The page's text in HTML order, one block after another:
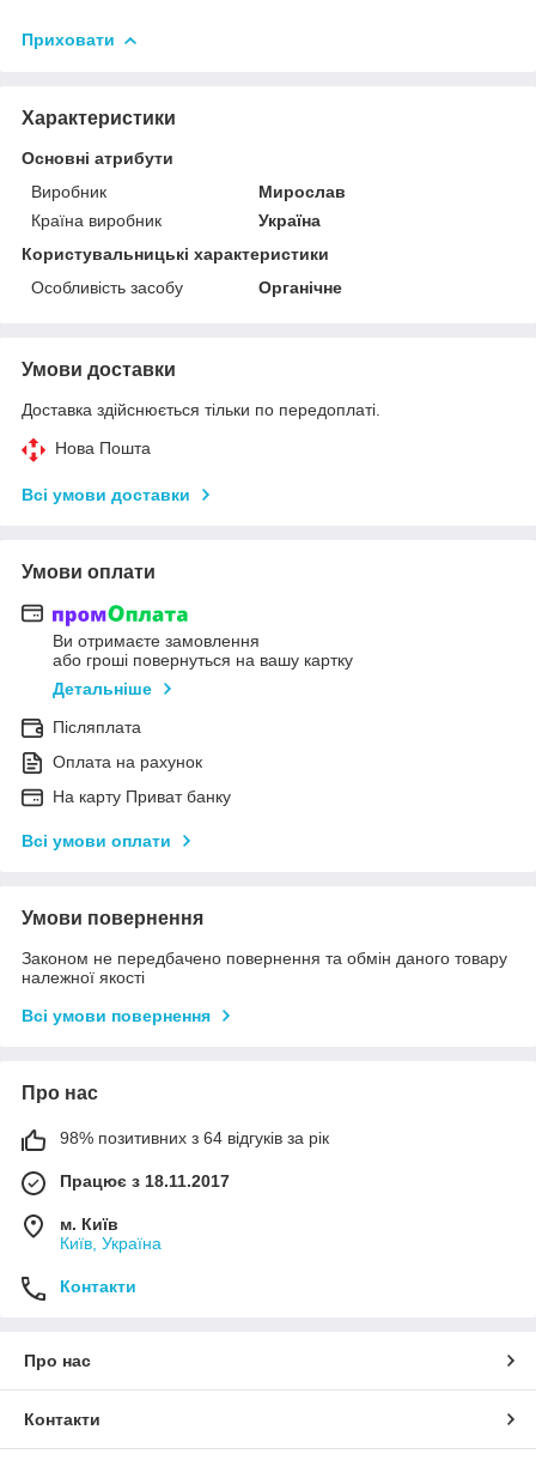
Приховати
Характеристики
Основні атрибути
Виробник
Мирослав
Країна виробник
Україна
Користувальницькі характеристики
Особливість засобу
Органічне
Умови доставки
Доставка здійснюється тільки по передоплаті.
Нова Пошта
Всі умови доставки
Умови оплати
Ви отримаєте замовлення
або гроші повернуться на вашу картку
Детальніше
Післяплата
Оплата на рахунок
На карту Приват банку
Всі умови оплати
Умови повернення
Законом не передбачено повернення та обмін даного товару
належної якості
Всі умови повернення
Про нас
98% позитивних з 64 відгуків за рік
Працює з 18.11.2017
м. Київ
Київ, Україна
Контакти
Про нас
Контакти